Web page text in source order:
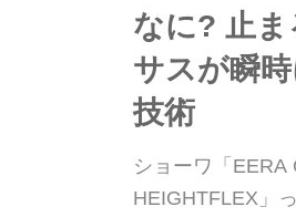
なに? 止
サスが瞬
技術
ショーワ「EERA
HEIGHTFLEX」